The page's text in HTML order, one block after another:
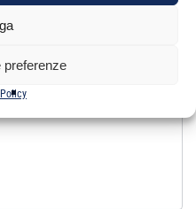
preferenzeACIREALE CT